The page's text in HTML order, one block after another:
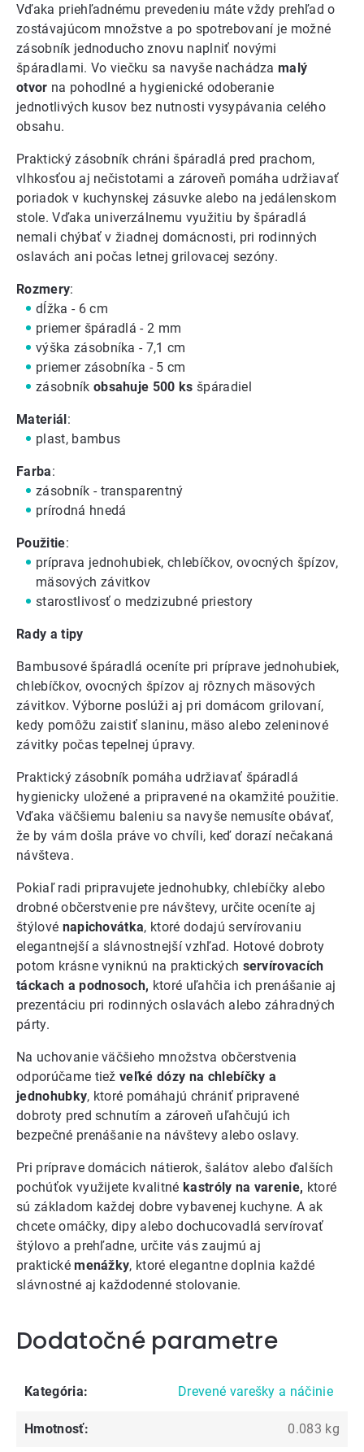
Vďaka priehľadnému prevedeniu máte vždy prehľad o
zostávajúcom množstve a po spotrebovaní je možné
zásobník jednoducho znovu naplniť novými
špáradlami. Vo viečku sa navyše nachádza malý
otvor na pohodlné a hygienické odoberanie
jednotlivých kusov bez nutnosti vysypávania celého
obsahu.
Praktický zásobník chráni špáradlá pred prachom,
vlhkosťou aj nečistotami a zároveň pomáha udržiavať
poriadok v kuchynskej zásuvke alebo na jedálenskom
stole. Vďaka univerzálnemu využitiu by špáradlá
nemali chýbať v žiadnej domácnosti, pri rodinných
oslavách ani počas letnej grilovacej sezóny.
Rozmery:
dĺžka - 6 cm
priemer špáradlá - 2 mm
výška zásobníka - 7,1 cm
priemer zásobníka - 5 cm
zásobník obsahuje 500 ks špáradiel
Materiál:
plast, bambus
Farba:
zásobník - transparentný
prírodná hnedá
Použitie:
príprava jednohubiek, chlebíčkov, ovocných špízov,
mäsových závitkov
starostlivosť o medzizubné priestory
Rady a tipy
Bambusové špáradlá oceníte pri príprave jednohubiek,
chlebíčkov, ovocných špízov aj rôznych mäsových
závitkov. Výborne poslúži aj pri domácom grilovaní,
kedy pomôžu zaistiť slaninu, mäso alebo zeleninové
závitky počas tepelnej úpravy.
Praktický zásobník pomáha udržiavať špáradlá
hygienicky uložené a pripravené na okamžité použitie.
Vďaka väčšiemu baleniu sa navyše nemusíte obávať,
že by vám došla práve vo chvíli, keď dorazí nečakaná
návšteva.
Pokiaľ radi pripravujete jednohubky, chlebíčky alebo
drobné občerstvenie pre návštevy, určite oceníte aj
štýlové napichovátka, ktoré dodajú servírovaniu
elegantnejší a slávnostnejší vzhľad. Hotové dobroty
potom krásne vyniknú na praktických servírovacích
táckach a podnosoch, ktoré uľahčia ich prenášanie aj
prezentáciu pri rodinných oslavách alebo záhradných
párty.
Na uchovanie väčšieho množstva občerstvenia
odporúčame tiež veľké dózy na chlebíčky a
jednohubky, ktoré pomáhajú chrániť pripravené
dobroty pred schnutím a zároveň uľahčujú ich
bezpečné prenášanie na návštevy alebo oslavy.
Pri príprave domácich nátierok, šalátov alebo ďalších
pochúťok využijete kvalitné kastróly na varenie, ktoré
sú základom každej dobre vybavenej kuchyne. A ak
chcete omáčky, dipy alebo dochucovadlá servírovať
štýlovo a prehľadne, určite vás zaujmú aj
praktické menážky, ktoré elegantne doplnia každé
slávnostné aj každodenné stolovanie.
Dodatočné parametre
Kategória: Drevené varešky a náčinie
Hmotnosť: 0.083 kg